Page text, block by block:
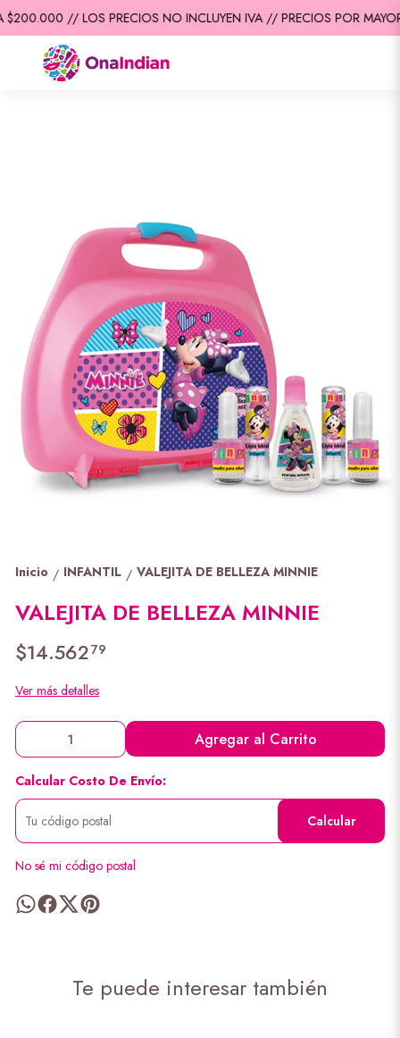
// LOS PRECIOS NO INCLUYEN IVA // PRECIOS POR
Inicio / INFANTIL / VALEJITA DE BELLEZA MINNIE
VALEJITA DE BELLEZA MINNIE
$14.56279
Ver más detalles
Agregar al Carrito
Calcular Costo De Envío:
Calcular
No sé mi código postal
Te puede interesar también